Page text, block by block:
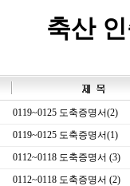
축산
0119~0125 도축증명서(2)
0119~0125 도축증명서(1)
0112~0118 도축증명서 (3)
0112~0118 도축증명서 (2)